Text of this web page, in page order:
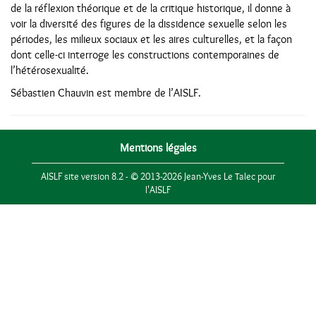
de la réflexion théorique et de la critique historique, il donne à
voir la diversité des figures de la dissidence sexuelle selon les
périodes, les milieux sociaux et les aires culturelles, et la façon
dont celle-ci interroge les constructions contemporaines de
l’hétérosexualité.
Sébastien Chauvin est membre de l’AISLF.
Mentions légales
AISLF site version 8.2 - © 2013-2026 Jean-Yves Le Talec pour
l'AISLF